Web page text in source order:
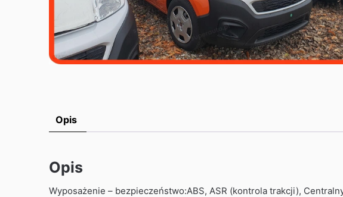
Opis
Opis
Wyposażenie – bezpieczeństwo:ABS, ASR (kontrola trakcji),